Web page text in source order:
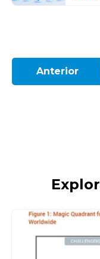
Anterior